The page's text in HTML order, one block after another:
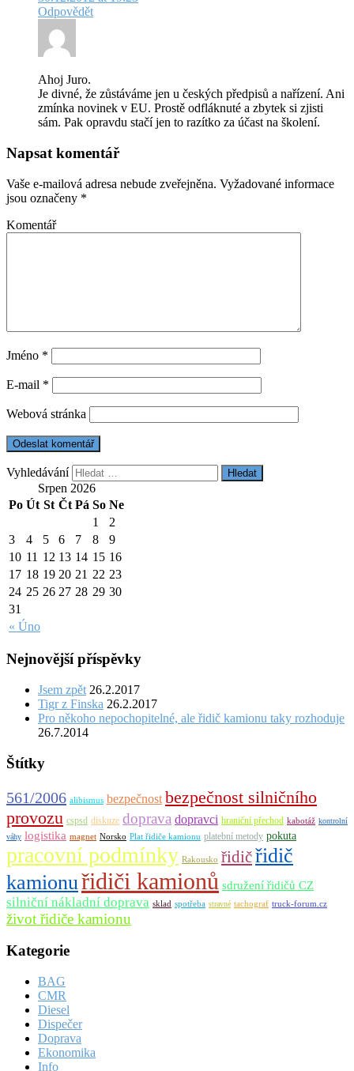
Odpovědět
Ahoj Juro.
Je divné, že zůstáváme jen u českých předpisů a nařízení. Ani
zmínka novinek v EU. Prostě odfláknuté a zbytek si zjisti
sám. Pak opravdu stačí jen to razítko za účast na školení.
Napsat komentář
Vaše e-mailová adresa nebude zveřejněna. Vyžadované informace
jsou označeny *
Komentář
Jméno *
E-mail *
Webová stránka
Vyhledávání
Srpen 2026
Po Út St Čt Pá So Ne
« Úno
1
2
3
4 5 6 7 8
9
10 11 12 13 14 15 16
17 18 19 20 21 22 23
24 25 26 27 28 29 30
31
Nejnovější příspěvky
Jsem zpět 26.2.2017
Tigr z Finska 26.2.2017
Pro někoho nepochopitelné, ale řidič kamionu taky rozhoduje
26.7.2014
Štítky
561/2006 alibismus bezpečnost bezpečnost silničního
provozu cspsd diskuze doprava dopravci hraniční přechod kabotáž kontrolní
váhy logistika magnet Norsko Plat řidiče kamionu platební metody pokuta
pracovní podmínky Rakousko řidičřidič
kamionu řidiči kamionů sdružení řidičů CZ
silniční nákladní doprava sklad spotřeba stravné tachograf truck-forum.cz
život řidiče kamionu
Kategorie
BAG
CMR
Diesel
Dispečer
Doprava
Ekonomika
Info